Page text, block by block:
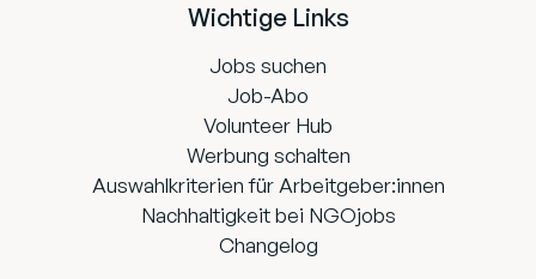
Wichtige Links
Jobs suchen
Job-Abo
Volunteer Hub
Werbung schalten
Auswahlkriterien für Arbeitgeber:innen
Nachhaltigkeit bei NGOjobs
Changelog